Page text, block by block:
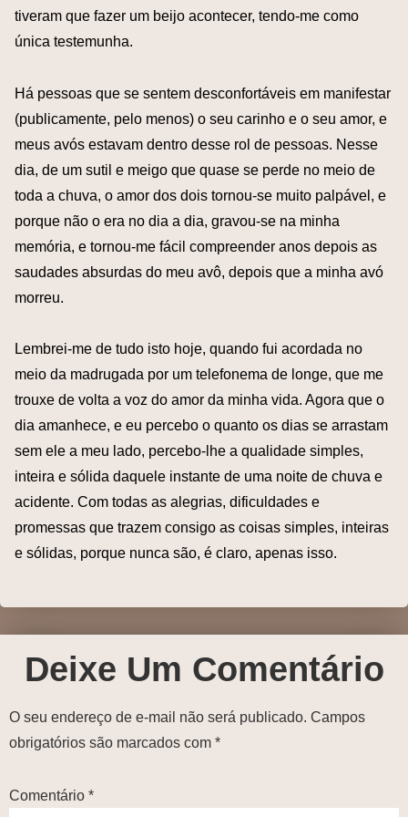
tiveram que fazer um beijo acontecer, tendo-me como
única testemunha.
Há pessoas que se sentem desconfortáveis em manifestar
(publicamente, pelo menos) o seu carinho e o seu amor, e
meus avós estavam dentro desse rol de pessoas. Nesse
dia, de um sutil e meigo que quase se perde no meio de
toda a chuva, o amor dos dois tornou-se muito palpável, e
porque não o era no dia a dia, gravou-se na minha
memória, e tornou-me fácil compreender anos depois as
saudades absurdas do meu avô, depois que a minha avó
morreu.
Lembrei-me de tudo isto hoje, quando fui acordada no
meio da madrugada por um telefonema de longe, que me
trouxe de volta a voz do amor da minha vida. Agora que o
dia amanhece, e eu percebo o quanto os dias se arrastam
sem ele a meu lado, percebo-lhe a qualidade simples,
inteira e sólida daquele instante de uma noite de chuva e
acidente. Com todas as alegrias, dificuldades e
promessas que trazem consigo as coisas simples, inteiras
e sólidas, porque nunca são, é claro, apenas isso.
Deixe Um Comentário
O seu endereço de e-mail não será publicado. Campos
obrigatórios são marcados com *
Comentário *